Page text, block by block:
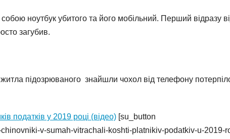
ноутбук убитого та його мобільний. Перший відразу
загубив.
підозрюваного знайшли чохол від телефону
податків у 2019 році (відео) [su_button
v-sumah-vitrachali-koshti-platnikiv-podatkiv-u-2019-